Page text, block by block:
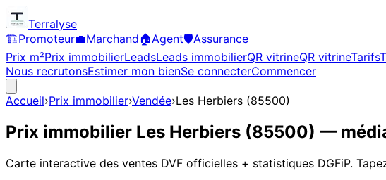
Terralyse
🏗️Promoteur💼Marchand🏠Agent🛡️Assurance
Prix m²Prix immobilierLeadsLeads immobilierQR vitrineQR vitrineTarifs
Nous recrutonsEstimer mon bienSe connecterCommencer
Accueil›Prix immobilier›Vendée›Les Herbiers (85500)
Prix immobilier Les Herbiers (85500) —
Carte interactive des ventes DVF officielles + statistiques DGFiP.